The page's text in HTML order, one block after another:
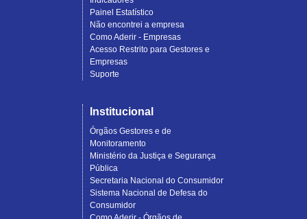
Painel Estatístico
Não encontrei a empresa
Como Aderir - Empresas
Acesso Restrito para Gestores e
Empresas
Suporte
Institucional
Órgãos Gestores e de
Monitoramento
Ministério da Justiça e Segurança
Pública
Secretaria Nacional do Consumidor
Sistema Nacional de Defesa do
Consumidor